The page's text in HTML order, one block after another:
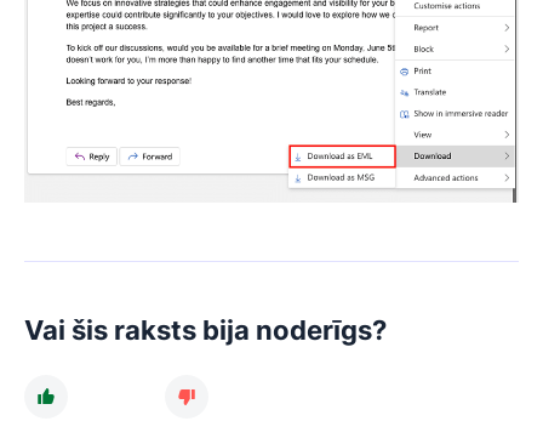
Vai šis raksts bija noderīgs?